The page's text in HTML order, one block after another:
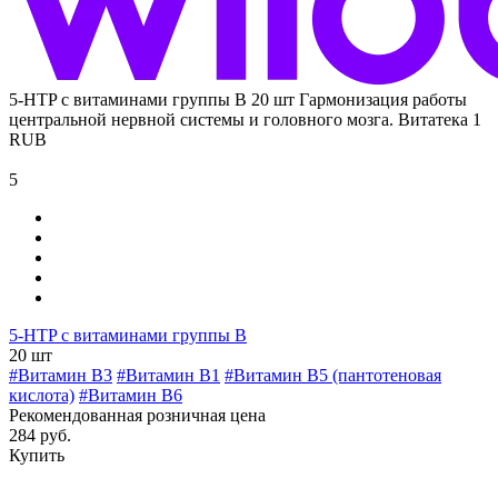
5-HTP с витаминами группы В 20 шт Гармонизация работы
центральной нервной системы и головного мозга. Витатека 1
RUB
5
5-HTP с витаминами группы В
20 шт
#Витамин В3 #Витамин B1 #Витамин В5 (пантотеновая
кислота) #Витамин B6
Рекомендованная розничная цена
284 руб.
Купить